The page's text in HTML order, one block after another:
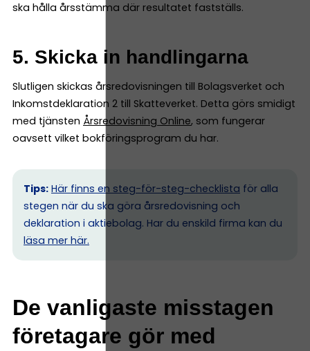
ska hålla årsstämma där resultatet fastställs.
5. Skicka in handlingarna
Slutligen skickas årsredovisningen till Bolagsverket och
Inkomstdeklaration 2 till Skatteverket. Detta görs smidigt
med tjänsten Årsredovisning Online, som fungerar
oavsett vilket bokföringsprogram du har.
Tips: Här finns en steg-för-steg-checklista för alla
stegen när du ska göra årsredovisning och
deklaration i aktiebolag. Har du enskild firma kan du
läsa mer här.
De vanligaste misstagen
företagare gör med